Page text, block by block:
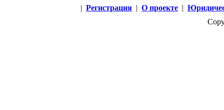
| Регистрация | О проекте |